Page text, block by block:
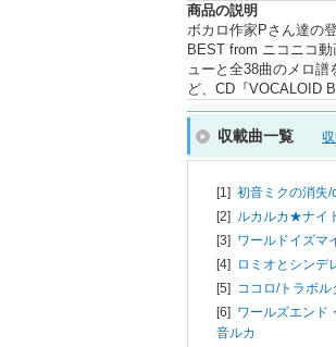
商品の説明
ボカロ作家Pさん達の
BEST from ニコニコ
ューと全38曲のメロ
ど、CD『VOCALOID
収載曲一覧
[1] 初音ミクの消失/
[2] ルカルカ★ナイ
[3] ワールドイズマ
[4] ロミオとシンデ
[5] ココロ/トラボル
[6] ワールズエンド
音ルカ